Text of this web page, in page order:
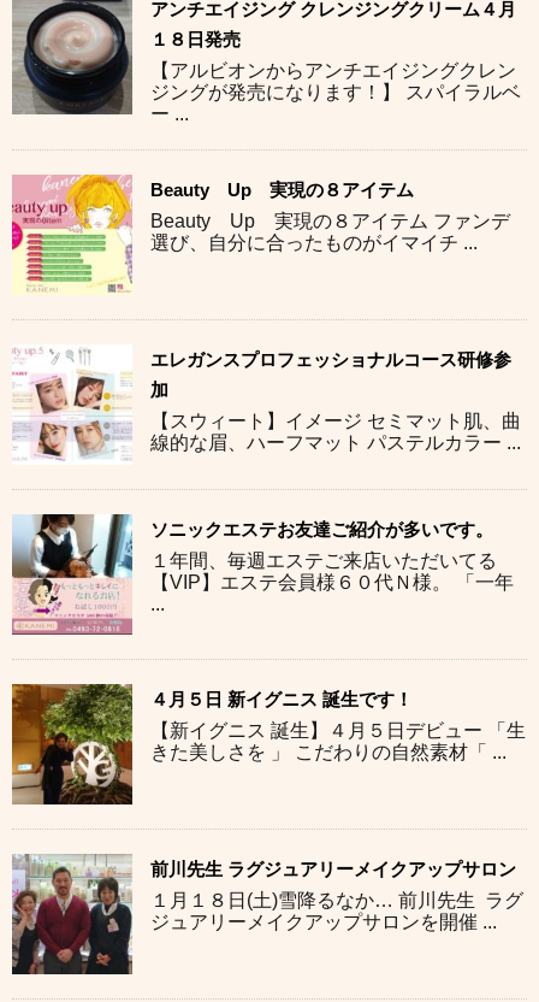
アンチエイジング クレンジングクリーム４月
１８日発売
【アルビオンからアンチエイジングクレン
ジングが発売になります！】 スパイラルベ
ー ...
Beauty Up 実現の８アイテム
Beauty Up 実現の８アイテム ファンデ
選び、自分に合ったものがイマイチ ...
エレガンスプロフェッショナルコース研修参
加
【スウィート】イメージ セミマット肌、曲
線的な眉、ハーフマット パステルカラー ...
ソニックエステお友達ご紹介が多いです。
１年間、毎週エステご来店いただいてる
【VIP】エステ会員様６０代Ｎ様。 「一年
...
４月５日 新イグニス 誕生です！
【新イグニス 誕生】４月５日デビュー 「生
きた美しさを 」 こだわりの自然素材「 ...
前川先生 ラグジュアリーメイクアップサロン
１月１８日(土)雪降るなか… 前川先生 ラグ
ジュアリーメイクアップサロンを開催 ...